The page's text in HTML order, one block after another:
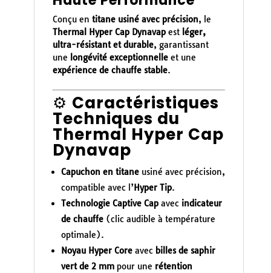
Conçu en titane usiné avec précision, le
Thermal Hyper Cap Dynavapest léger,
ultra-résistant et durable, garantissant
une longévité exceptionnelleet une
expérience de chauffe stable.
⚙️ Caractéristiques
Techniques du
Thermal Hyper Cap
Dynavap
Capuchon en titaneusiné avec précision,
compatible avec l’Hyper Tip.
Technologie Captive Capavec indicateur
de chauffe(clic audible à température
optimale).
Noyau Hyper Coreavec billes de saphir
vert de 2 mmpour une rétention